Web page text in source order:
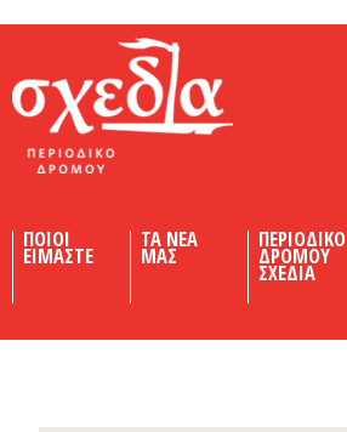
ΠΟΙΟΙ
ΕΙΜΑΣΤΕ
ΤΑ ΝΕΑ
ΜΑΣ
ΠΕΡΙΟΔΙΚΟ
ΔΡΟΜΟΥ
ΣΧΕΔΙΑ